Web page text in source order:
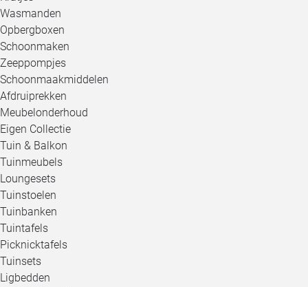
Wasmanden
Opbergboxen
Schoonmaken
Zeeppompjes
Schoonmaakmiddelen
Afdruiprekken
Meubelonderhoud
Eigen Collectie
Tuin & Balkon
Tuinmeubels
Loungesets
Tuinstoelen
Tuinbanken
Tuintafels
Picknicktafels
Tuinsets
Ligbedden